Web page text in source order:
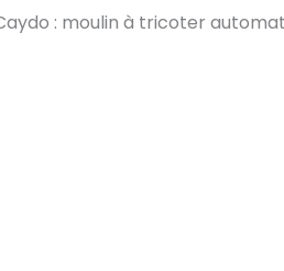
: moulin à tricoter